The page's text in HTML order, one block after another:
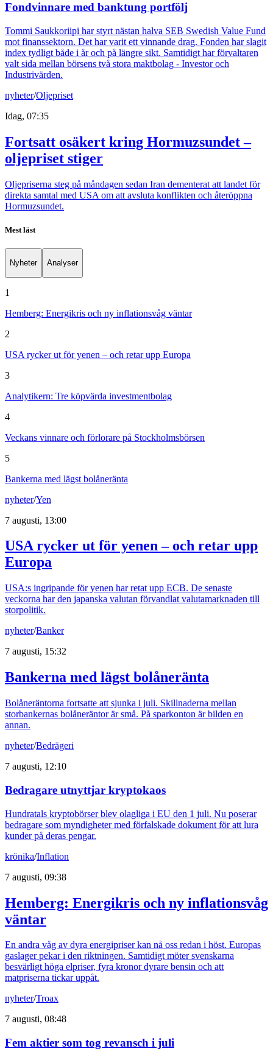
Fondvinnare med banktung portfölj
Tommi Saukkoriipi har styrt nästan halva SEB Swedish Value Fund
mot finanssektorn. Det har varit ett vinnande drag. Fonden har slagit
index tydligt både i år och på längre sikt. Samtidigt har förvaltaren
valt sida mellan börsens två stora maktbolag - Investor och
Industrivärden.
nyheter/Oljepriset
Idag, 07:35
Fortsatt osäkert kring Hormuzsundet –
oljepriset stiger
Oljepriserna steg på måndagen sedan Iran dementerat att landet för
direkta samtal med USA om att avsluta konflikten och återöppna
Hormuzsundet.
Mest läst
Nyheter Analyser
1
Hemberg: Energikris och ny inflationsvåg väntar
2
USA rycker ut för yenen – och retar upp Europa
3
Analytikern: Tre köpvärda investmentbolag
4
Veckans vinnare och förlorare på Stockholmsbörsen
5
Bankerna med lägst bolåneränta
nyheter/Yen
7 augusti, 13:00
USA rycker ut för yenen – och retar upp
Europa
USA:s ingripande för yenen har retat upp ECB. De senaste
veckorna har den japanska valutan förvandlat valutamarknaden till
storpolitik.
nyheter/Banker
7 augusti, 15:32
Bankerna med lägst bolåneränta
Bolåneräntorna fortsatte att sjunka i juli. Skillnaderna mellan
storbankernas bolåneräntor är små. På sparkonton är bilden en
annan.
nyheter/Bedrägeri
7 augusti, 12:10
Bedragare utnyttjar kryptokaos
Hundratals kryptobörser blev olagliga i EU den 1 juli. Nu poserar
bedragare som myndigheter med förfalskade dokument för att lura
kunder på deras pengar.
krönika/Inflation
7 augusti, 09:38
Hemberg: Energikris och ny inflationsvåg
väntar
En andra våg av dyra energipriser kan nå oss redan i höst. Europas
gaslager pekar i den riktningen. Samtidigt möter svenskarna
besvärligt höga elpriser, fyra kronor dyrare bensin och att
matpriserna tickar uppåt.
nyheter/Troax
7 augusti, 08:48
Fem aktier som tog revansch i juli